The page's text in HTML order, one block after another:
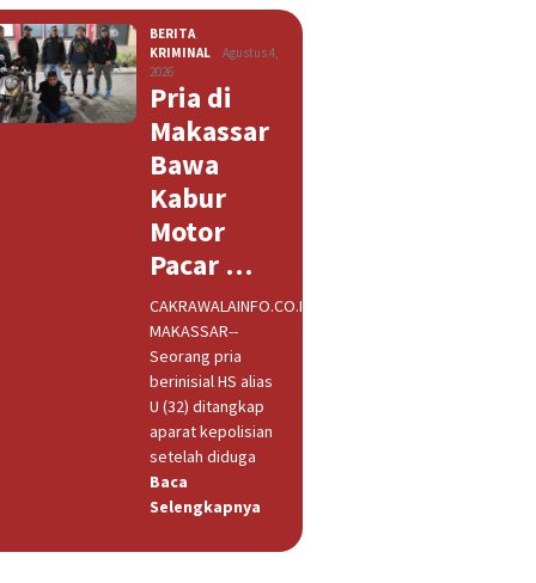
BERITA
KRIMINAL
Agustus 4,
2026
Pria di
Makassar
Bawa
Kabur
Motor
Pacar …
CAKRAWALAINFO.CO.ID,
MAKASSAR--
Seorang pria
berinisial HS alias
U (32) ditangkap
aparat kepolisian
setelah diduga
Baca
Selengkapnya